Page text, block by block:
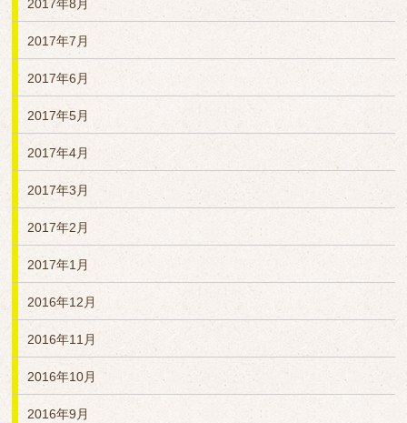
2017年8月
2017年7月
2017年6月
2017年5月
2017年4月
2017年3月
2017年2月
2017年1月
2016年12月
2016年11月
2016年10月
2016年9月